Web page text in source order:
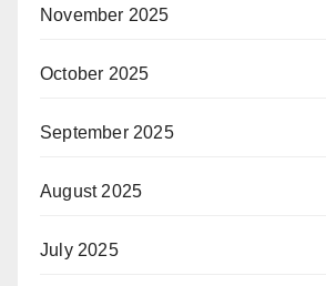
November 2025
October 2025
September 2025
August 2025
July 2025